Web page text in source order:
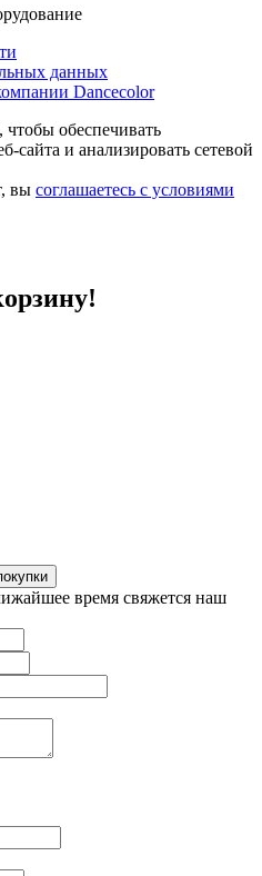
данных
Dancecolor
обеспечивать
сайта и анализировать сетевой
вы соглашаетесь с условиями
время свяжется наш